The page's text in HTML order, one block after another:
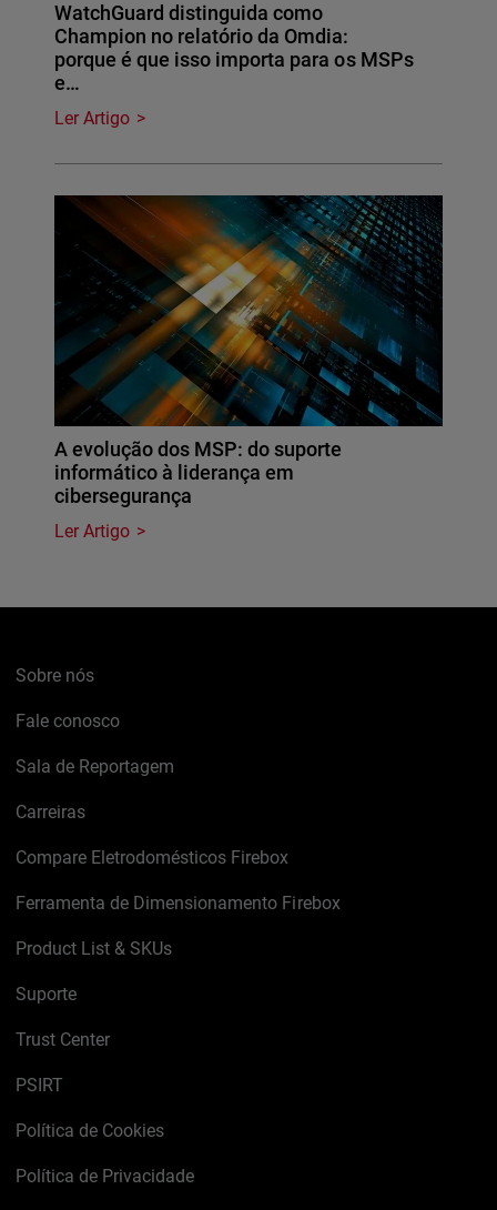
WatchGuard distinguida como
Champion no relatório da Omdia:
porque é que isso importa para os MSPs
e…
Ler Artigo
A evolução dos MSP: do suporte
informático à liderança em
cibersegurança
Ler Artigo
Sobre nós
Fale conosco
Sala de Reportagem
Carreiras
Compare Eletrodomésticos Firebox
Ferramenta de Dimensionamento Firebox
Product List & SKUs
Suporte
Trust Center
PSIRT
Política de Cookies
Política de Privacidade